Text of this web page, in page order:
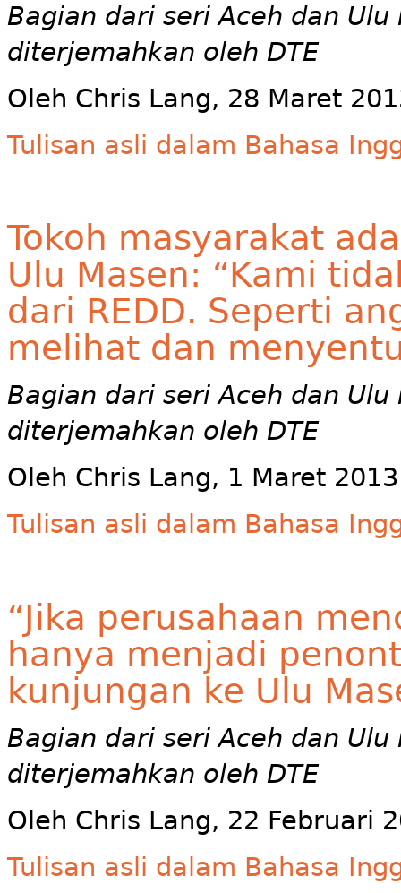
Bagian dari seri Aceh dan Ulu
diterjemahkan oleh DTE
Oleh Chris Lang, 28 Maret
Tulisan asli dalam Bahasa
Tokoh masyarakat
Ulu Masen: “Kami
dari REDD. Seperti
melihat dan
Bagian dari seri Aceh dan Ulu
diterjemahkan oleh DTE
Oleh Chris Lang, 1 Maret 2013
Tulisan asli dalam Bahasa
“Jika perusahaan
hanya menjadi
kunjungan ke Ulu
Bagian dari seri Aceh dan Ulu
diterjemahkan oleh DTE
Oleh Chris Lang, 22 Februari
Tulisan asli dalam Bahasa